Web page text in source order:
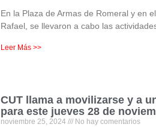
En la Plaza de Armas de Romeral y en
Rafael, se llevaron a cabo las
Leer Más >>
CUT llama a movilizarse y a
para este jueves 28 de
noviembre 25, 2024 No hay comentarios